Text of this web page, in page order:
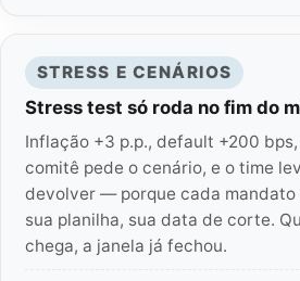
STRESS E CENÁRIOS
Stress test só roda no fim do
Inflação +3 p.p., default +200 bps,
comitê pede o cenário, e o time
devolver — porque cada mandato
sua planilha, sua data de corte.
chega, a janela já fechou.